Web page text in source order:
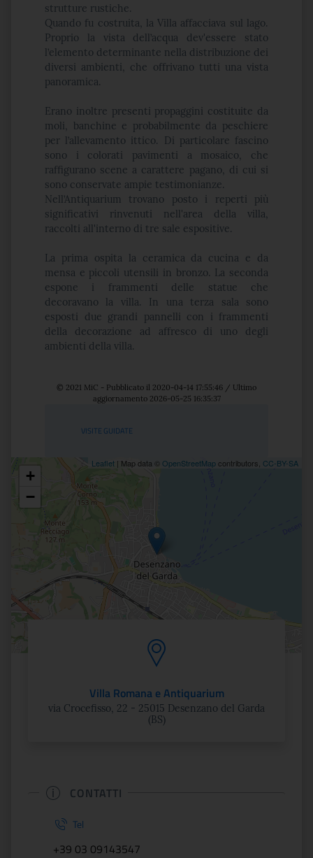
strutture rustiche.
Quando fu costruita, la Villa affacciava sul lago.
Proprio la vista dell’acqua dev'essere stato
l’elemento determinante nella distribuzione dei
diversi ambienti, che offrivano tutti una vista
panoramica.
Erano inoltre presenti propaggini costituite da
moli, banchine e probabilmente da peschiere
per l’allevamento ittico. Di particolare fascino
sono i colorati pavimenti a mosaico, che
raffigurano scene a carattere pagano, di cui si
sono conservate ampie testimonianze.
Nell’Antiquarium trovano posto i reperti più
significativi rinvenuti nell'area della villa,
raccolti all'interno di tre sale espositive.
La prima ospita la ceramica da cucina e da
mensa e piccoli utensili in bronzo. La seconda
espone i frammenti delle statue che
decoravano la villa. In una terza sala sono
esposti due grandi pannelli con i frammenti
della decorazione ad affresco di uno degli
ambienti della villa.
© 2021 MiC - Pubblicato il 2020-04-14 17:55:46 / Ultimo
aggiornamento 2026-05-25 16:35:37
VISITE GUIDATE
Posizione
+
−
Leaflet | Map data © OpenStreetMap contributors, CC-BY-SA
Villa Romana e Antiquarium
via Crocefisso, 22 - 25015 Desenzano del Garda
(BS)
CONTATTI
Tel
+39 03 09143547